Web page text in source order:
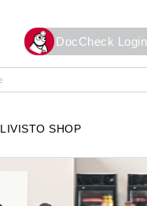
DocCheck Login
LIVISTO SHOP